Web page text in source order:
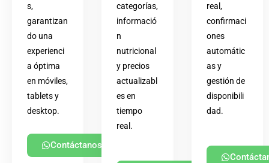
s,
garantizan
do una
experienci
a óptima
en móviles,
tablets y
desktop.
Contáctanos
categorías,
informació
n
nutricional
y precios
actualizabl
es en
tiempo
real.
real,
confirmaci
ones
automátic
as y
gestión de
disponibili
dad.